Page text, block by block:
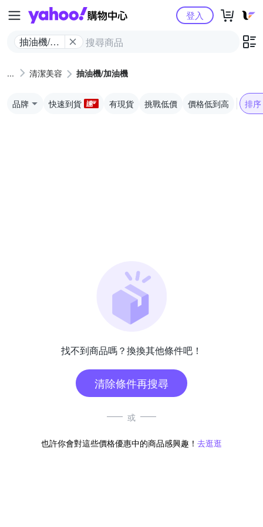
Yahoo購物中心
抽油機/加
登入
清潔美容 抽油機/加油機
品牌 快速到貨 有現貨 挑戰低價 價格低到高 排序
找不到商品嗎？換換其他條件吧！
清除條件再搜尋
或
也許你會對這些價格優惠中的商品感興趣！ 去逛逛